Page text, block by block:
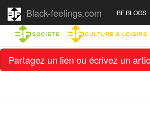
Partagez un lien ou écrivez un
Black-feelings.com BF BLOGS